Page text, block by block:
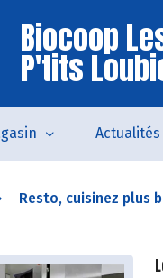
Biocoop
P'tits
Actualités
Resto, cuisinez plus